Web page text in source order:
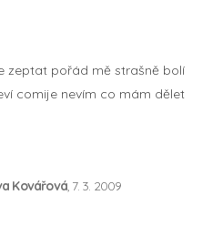
zeptat pořád mě strašně bolí
comije nevím co mám dělet
Kovářová, 7. 3. 2009